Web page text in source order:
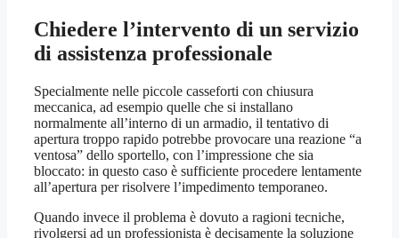
Chiedere l’intervento di un servizio
di assistenza professionale
Specialmente nelle piccole casseforti con chiusura
meccanica, ad esempio quelle che si installano
normalmente all’interno di un armadio, il tentativo di
apertura troppo rapido potrebbe provocare una reazione “a
ventosa” dello sportello, con l’impressione che sia
bloccato: in questo caso è sufficiente procedere lentamente
all’apertura per risolvere l’impedimento temporaneo.
Quando invece il problema è dovuto a ragioni tecniche,
rivolgersi ad un professionista è decisamente la soluzione